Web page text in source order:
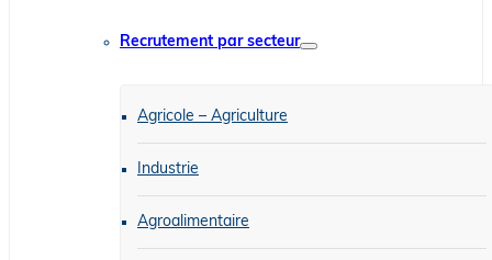
Recrutement par secteur
Agricole – Agriculture
Industrie
Agroalimentaire